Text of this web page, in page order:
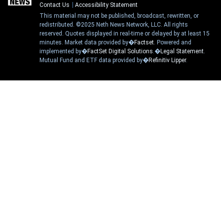
Contact Us
Accessibility Statement
This material may not be published, broadcast, rewritten, or
redistributed. ©2025 Neth News Network, LLC. All rights
reserved. Quotes displayed in real-time or delayed by at least 15
minutes. Market data provided by�Factset. Powered and
implemented by�FactSet Digital Solutions.�Legal Statement.
Mutual Fund and ETF data provided by�Refinitiv Lipper.